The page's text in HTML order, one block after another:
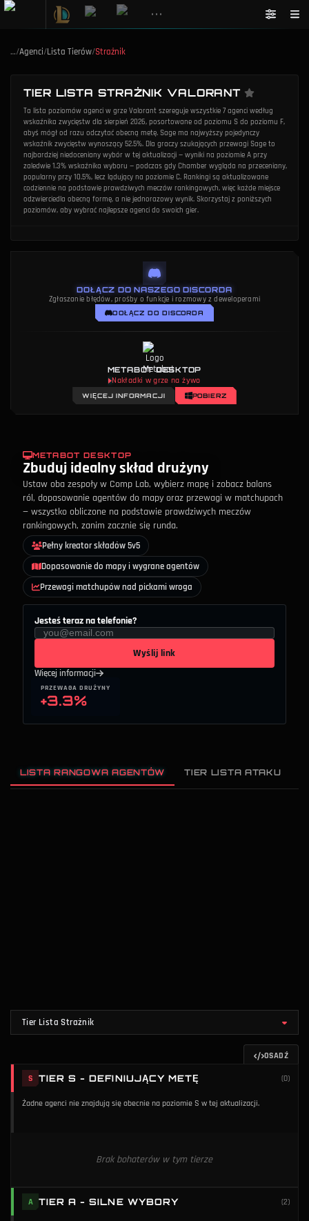
•••
…/Agenci/Lista Tierów/Strażnik
TIER LISTA STRAŻNIK VALORANT
Ta lista poziomów agenci w grze Valorant szereguje wszystkie 7 agenci według
wskaźnika zwycięstw dla sierpień 2026, posortowane od poziomu S do poziomu F,
abyś mógł od razu odczytać obecną metę. Sage ma najwyższy pojedynczy
wskaźnik zwycięstw wynoszący 52.5%. Dla graczy szukających przewagi Sage to
najbardziej niedoceniany wybór w tej aktualizacji — wyniki na poziomie A przy
zaledwie 1.3% wskaźnika wyboru — podczas gdy Chamber wygląda na przeceniany,
popularny przy 10.5%, lecz lądujący na poziomie C. Rankingi są aktualizowane
codziennie na podstawie prawdziwych meczów rankingowych, więc każde miejsce
odzwierciedla obecną formę, a nie jednorazowy wynik. Skorzystaj z poniższych
poziomów, aby wybrać najlepsze agenci do swoich gier.
DOŁĄCZ DO NASZEGO DISCORDA
Zgłaszanie błędów, prośby o funkcje i rozmowy z deweloperami
DOŁĄCZ DO DISCORDA
METABOT DESKTOP
Nakładki w grze na żywo
WIĘCEJ INFORMACJI POBIERZ
METABOT DESKTOP
Zbuduj idealny skład drużyny
Ustaw oba zespoły w Comp Lab, wybierz mapę i zobacz balans
ról, dopasowanie agentów do mapy oraz przewagi w matchupach
— wszystko obliczone na podstawie prawdziwych meczów
rankingowych, zanim zacznie się runda.
Pełny kreator składów 5v5
Dopasowanie do mapy i wygrane agentów
Przewagi matchupów nad pickami wroga
Jesteś teraz na telefonie?
Wyślij link
Więcej informacji
PRZEWAGA DRUŻYNY
+3.3%
LISTA RANGOWA AGENTÓW TIER LISTA ATAKU
Tier Lista Strażnik
OSADŹ
S TIER S - DEFINIUJĄCY METĘ (0)
Żadne agenci nie znajdują się obecnie na poziomie S w tej aktualizacji.
Brak bohaterów w tym tierze
A TIER A - SILNE WYBORY (2)